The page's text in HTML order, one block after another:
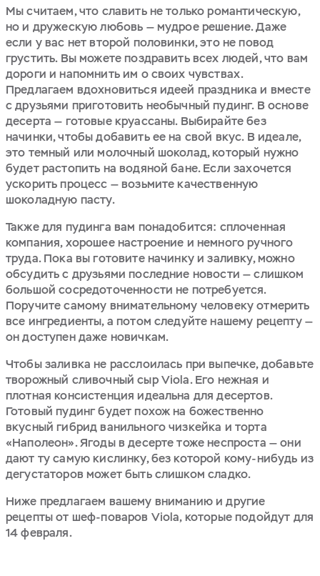
Мы считаем, что славить не только романтическую,
но и дружескую любовь — мудрое решение. Даже
если у вас нет второй половинки, это не повод
грустить. Вы можете поздравить всех людей, что вам
дороги и напомнить им о своих чувствах.
Предлагаем вдохновиться идеей праздника и вместе
с друзьями приготовить необычный пудинг. В основе
десерта — готовые круассаны. Выбирайте без
начинки, чтобы добавить ее на свой вкус. В идеале,
это темный или молочный шоколад, который нужно
будет растопить на водяной бане. Если захочется
ускорить процесс — возьмите качественную
шоколадную пасту.
Также для пудинга вам понадобится: сплоченная
компания, хорошее настроение и немного ручного
труда. Пока вы готовите начинку и заливку, можно
обсудить с друзьями последние новости — слишком
большой сосредоточенности не потребуется.
Поручите самому внимательному человеку отмерить
все ингредиенты, а потом следуйте нашему рецепту —
он доступен даже новичкам.
Чтобы заливка не расслоилась при выпечке, добавьте
творожный сливочный сыр Viola. Его нежная и
плотная консистенция идеальна для десертов.
Готовый пудинг будет похож на божественно
вкусный гибрид ванильного чизкейка и торта
«Наполеон». Ягоды в десерте тоже неспроста — они
дают ту самую кислинку, без которой кому-нибудь из
дегустаторов может быть слишком сладко.
Ниже предлагаем вашему вниманию и другие
рецепты от шеф-поваров Viola, которые подойдут для
14 февраля.